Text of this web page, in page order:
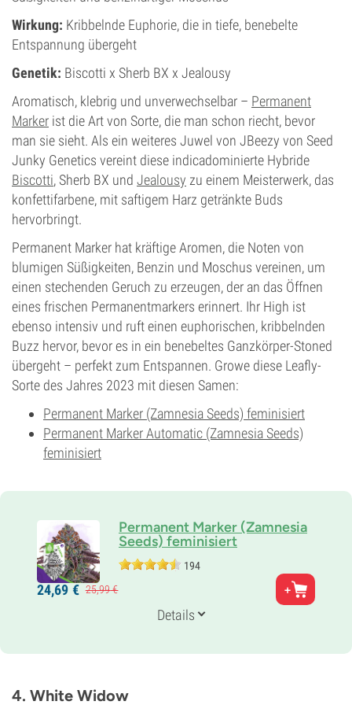
Wirkung: Kribbelnde Euphorie, die in tiefe, benebelte
Entspannung übergeht
Genetik: Biscotti x Sherb BX x Jealousy
Aromatisch, klebrig und unverwechselbar – Permanent
Marker ist die Art von Sorte, die man schon riecht, bevor
man sie sieht. Als ein weiteres Juwel von JBeezy von Seed
Junky Genetics vereint diese indicadominierte Hybride
Biscotti, Sherb BX und Jealousy zu einem Meisterwerk, das
konfettifarbene, mit saftigem Harz getränkte Buds
hervorbringt.
Permanent Marker hat kräftige Aromen, die Noten von
blumigen Süßigkeiten, Benzin und Moschus vereinen, um
einen stechenden Geruch zu erzeugen, der an das Öffnen
eines frischen Permanentmarkers erinnert. Ihr High ist
ebenso intensiv und ruft einen euphorischen, kribbelnden
Buzz hervor, bevor es in ein benebeltes Ganzkörper-Stoned
übergeht – perfekt zum Entspannen. Growe diese Leafly-
Sorte des Jahres 2023 mit diesen Samen:
Permanent Marker (Zamnesia Seeds) feminisiert
Permanent Marker Automatic (Zamnesia Seeds)
feminisiert
Permanent Marker (Zamnesia
Seeds) feminisiert
194
Eltern
(Biscotti x Sherb Bx1) x Jealousy
30% Sativa
8-9 wochen
31%
24,69 € 25,99€
Details
4. White Widow